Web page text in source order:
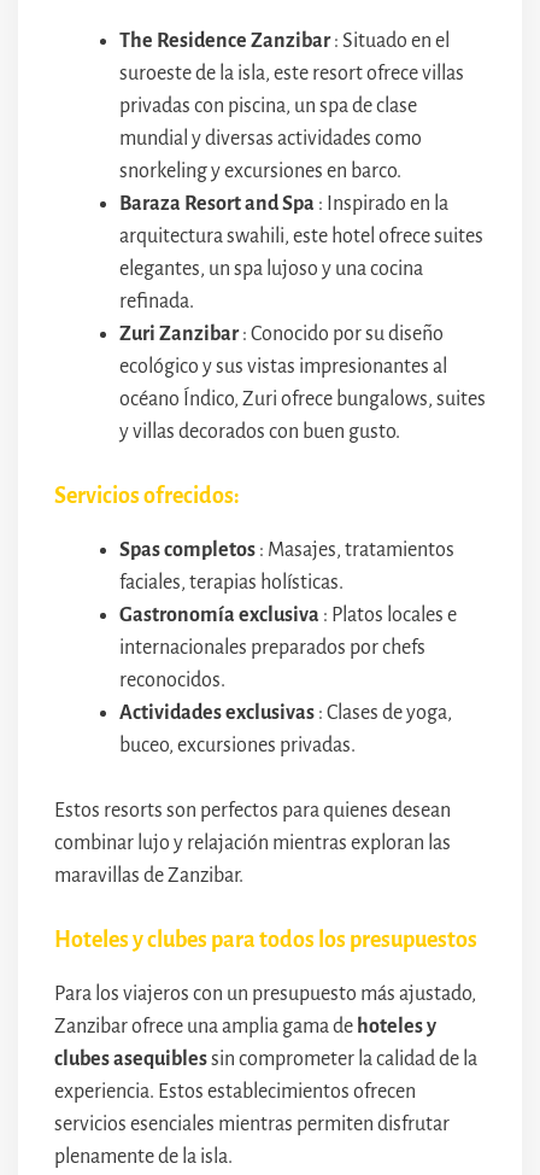
The Residence Zanzibar: Situado en el
suroeste de la isla, este resort ofrece villas
privadas con piscina, un spa de clase
mundial y diversas actividades como
snorkeling y excursiones en barco.
Baraza Resort and Spa : Inspirado en la
arquitectura swahili, este hotel ofrece suites
elegantes, un spa lujoso y una cocina
refinada.
Zuri Zanzibar: Conocido por su diseño
ecológico y sus vistas impresionantes al
océano Índico, Zuri ofrece bungalows, suites
y villas decorados con buen gusto.
Servicios ofrecidos:
Spas completos : Masajes, tratamientos
faciales, terapias holísticas.
Gastronomía exclusiva : Platos locales e
internacionales preparados por chefs
reconocidos.
Actividades exclusivas : Clases de yoga,
buceo, excursiones privadas.
Estos resorts son perfectos para quienes desean
combinar lujo y relajación mientras exploran las
maravillas de Zanzibar.
Hoteles y clubes para todos los presupuestos
Para los viajeros con un presupuesto más ajustado,
Zanzibar ofrece una amplia gama de hoteles y
clubes asequiblessin comprometer la calidad de la
experiencia. Estos establecimientos ofrecen
servicios esenciales mientras permiten disfrutar
plenamente de la isla.